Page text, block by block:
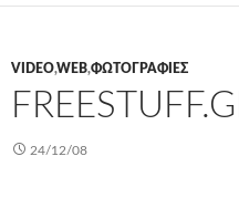
VIDEO,WEB,ΦΩΤΟΓΡΑΦΊΕΣ
24/12/08